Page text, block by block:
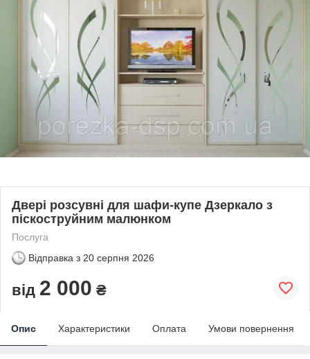
Двері розсувні для шафи-купе Дзеркало з
піскоструйним малюнком
Послуга
Відправка з 20 серпня 2026
від 2 000 ₴
Опис Характеристики Оплата Умови повернення